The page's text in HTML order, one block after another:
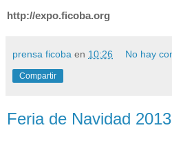
http://expo.ficoba.org
prensa ficoba en 10:26 No hay
Compartir
Feria de Navidad 2013